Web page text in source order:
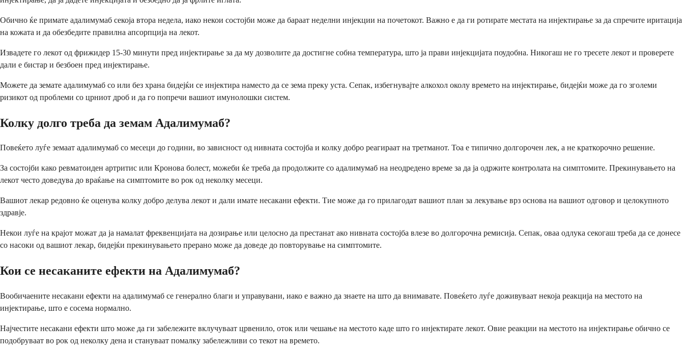
Обично ќе примате адалимумаб секоја втора недела, иако некои состојби може да бараат неделни инјекции на почетокот. Важно е да ги ротирате местата на инјектирање за да спречите иритација
на кожата и да обезбедите правилна апсорпција на лекот.
Извадете го лекот од фрижидер 15-30 минути пред инјектирање за да му дозволите да достигне собна температура, што ја прави инјекцијата поудобна. Никогаш не го тресете лекот и проверете
дали е бистар и безбоен пред инјектирање.
Можете да земате адалимумаб со или без храна бидејќи се инјектира наместо да се зема преку уста. Сепак, избегнувајте алкохол околу времето на инјектирање, бидејќи може да го зголеми
ризикот од проблеми со црниот дроб и да го попречи вашиот имунолошки систем.
Колку долго треба да земам Адалимумаб?
Повеќето луѓе земаат адалимумаб со месеци до години, во зависност од нивната состојба и колку добро реагираат на третманот. Тоа е типично долгорочен лек, а не краткорочно решение.
За состојби како ревматоиден артритис или Кронова болест, можеби ќе треба да продолжите со адалимумаб на неодредено време за да ја одржите контролата на симптомите. Прекинувањето на
лекот често доведува до враќање на симптомите во рок од неколку месеци.
Вашиот лекар редовно ќе оценува колку добро делува лекот и дали имате несакани ефекти. Тие може да го прилагодат вашиот план за лекување врз основа на вашиот одговор и целокупното
здравје.
Некои луѓе на крајот можат да ја намалат фреквенцијата на дозирање или целосно да престанат ако нивната состојба влезе во долгорочна ремисија. Сепак, оваа одлука секогаш треба да се донесе
со насоки од вашиот лекар, бидејќи прекинувањето прерано може да доведе до повторување на симптомите.
Кои се несаканите ефекти на Адалимумаб?
Вообичаените несакани ефекти на адалимумаб се генерално благи и управувани, иако е важно да знаете на што да внимавате. Повеќето луѓе доживуваат некоја реакција на местото на
инјектирање, што е сосема нормално.
Најчестите несакани ефекти што може да ги забележите вклучуваат црвенило, оток или чешање на местото каде што го инјектирате лекот. Овие реакции на местото на инјектирање обично се
подобруваат во рок од неколку дена и стануваат помалку забележливи со текот на времето.